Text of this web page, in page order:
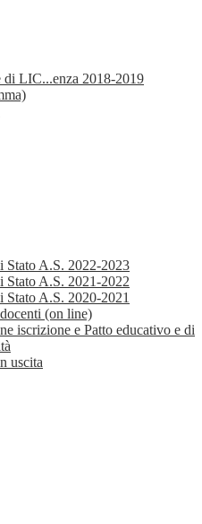
di LIC...enza 2018-2019
Stato A.S. 2022-2023
Stato A.S. 2021-2022
Stato A.S. 2020-2021
(on line)
iscrizione e Patto educativo e di
uscita